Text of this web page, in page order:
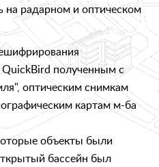
на радарном и оптическом
полученным с
оптическим снимкам
картам м-ба
объекты были
бассейн был